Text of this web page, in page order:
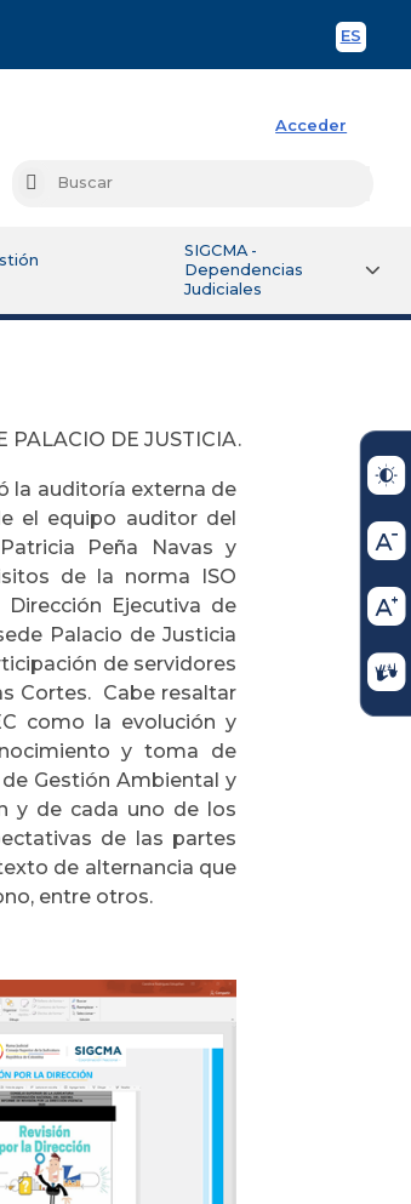
ES
Acceder
Buscar
SIGCMA -
Dependencias
Judiciales
PALACIO DE JUSTICIA.
la auditoría externa de
el equipo auditor del
Peña Navas y
de la norma ISO
Dirección Ejecutiva de
Palacio de Justicia
de servidores
Cortes. Cabe resaltar
como la evolución y
y toma de
Gestión Ambiental y
y de cada uno de los
de las partes
de alternancia que
entre otros.